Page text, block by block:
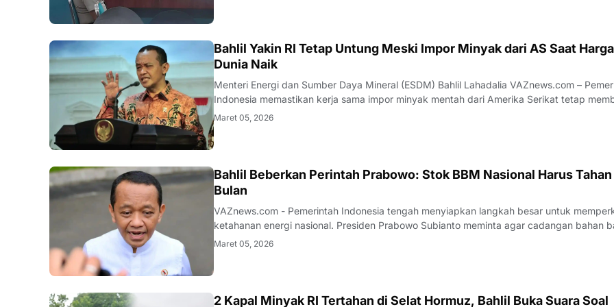
BISNIS
Bahlil Yakin RI Tetap Untung Meski Impor Minyak dari AS Saat Harga
Dunia Naik
Menteri Energi dan Sumber Daya Mineral (ESDM) Bahlil Lahadalia VAZnews.com – Pemerintah
Indonesia memastikan kerja sama impor minyak mentah dari Amerika Serikat tetap
keuntungan bagi negara, bahkan ketika harga minyak dunia mengalami kenaikan. Menteri
Maret 05, 2026
BISNIS
Bahlil Beberkan Perintah Prabowo: Stok BBM Nasional Harus Tahan
Bulan
VAZnews.com - Pemerintah Indonesia tengah menyiapkan langkah besar untuk
ketahanan energi nasional. Presiden Prabowo Subianto meminta agar cadangan bahan
minyak (BBM) nasional ditingkatkan secara signifikan hingga mampu bertahan selama tiga
Maret 05, 2026
2 Kapal Minyak RI Tertahan di Selat Hormuz, Bahlil Buka Suara Soal